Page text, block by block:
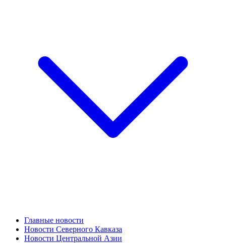
Главные новости
Новости Северного Кавказа
Новости Центральной Азии